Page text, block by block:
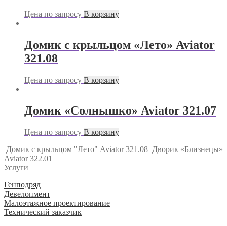
Цена по запросу В корзину
Домик с крыльцом «Лето» Aviator
321.08
Цена по запросу В корзину
Домик «Солнышко» Aviator 321.07
Цена по запросу В корзину
Домик с крыльцом "Лето" Aviator 321.08 Дворик «Близнецы»
Aviator 322.01
Услуги
Генподряд
Девелопмент
Малоэтажное проектирование
Технический заказчик